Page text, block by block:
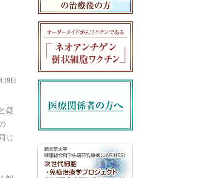
19日
疑
じ